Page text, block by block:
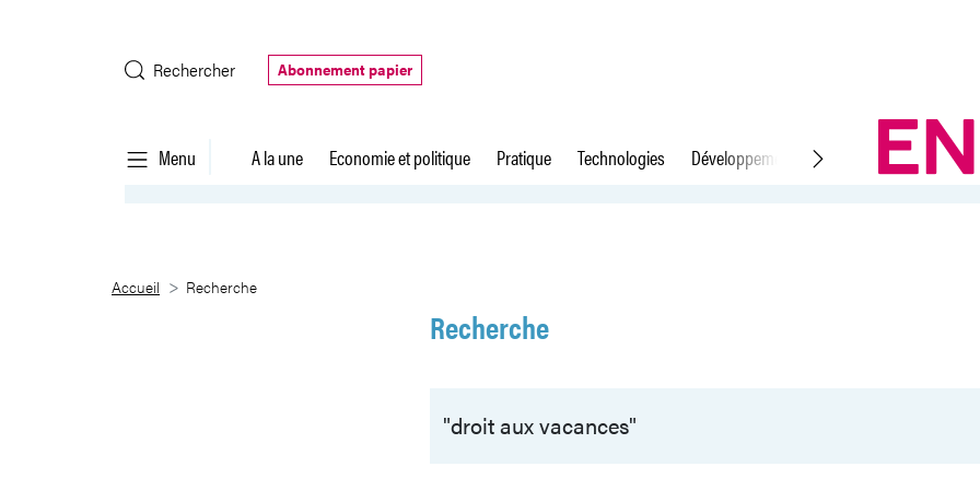
Rechercher
Abonnement papier
Menu A la une Economie et politique Pratique Technologies Développement durable Droit du travail
Recherche
Accueil Recherche
Recherche